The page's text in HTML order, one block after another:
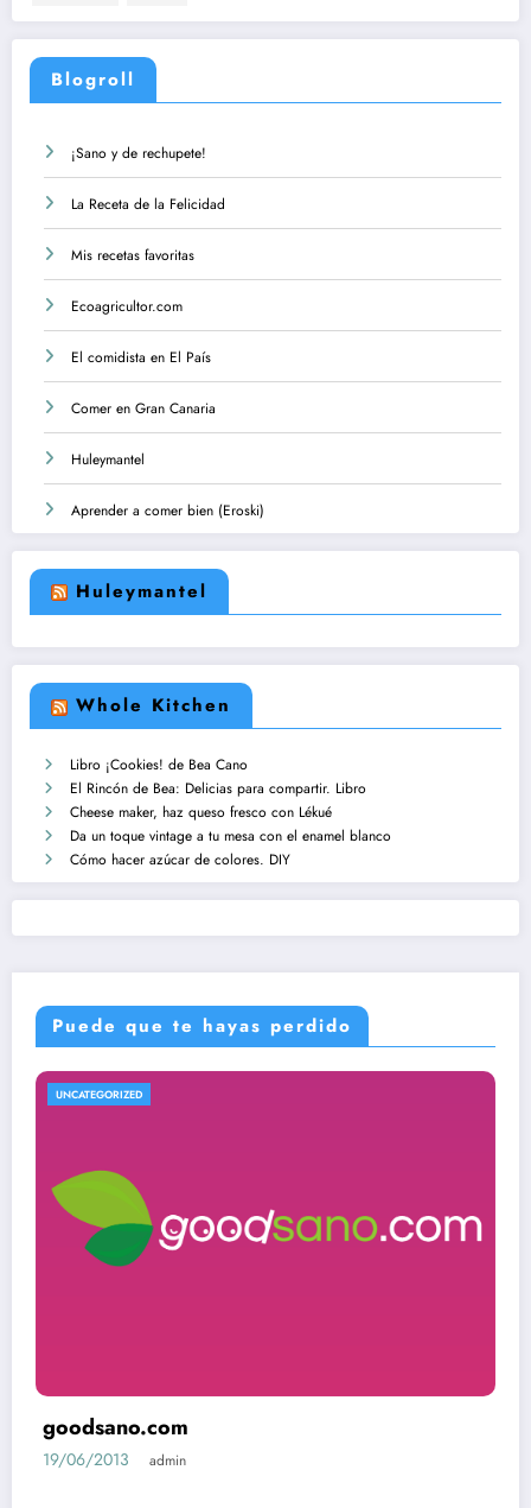
Blogroll
¡Sano y de rechupete!
La Receta de la Felicidad
Mis recetas favoritas
Ecoagricultor.com
El comidista en El País
Comer en Gran Canaria
Huleymantel
Aprender a comer bien (Eroski)
Huleymantel
Whole Kitchen
Libro ¡Cookies! de Bea Cano
El Rincón de Bea: Delicias para compartir. Libro
Cheese maker, haz queso fresco con Lékué
Da un toque vintage a tu mesa con el enamel blanco
Cómo hacer azúcar de colores. DIY
Puede que te hayas perdido
UNCATEGORIZED
goodsano.com
19/06/2013 admin